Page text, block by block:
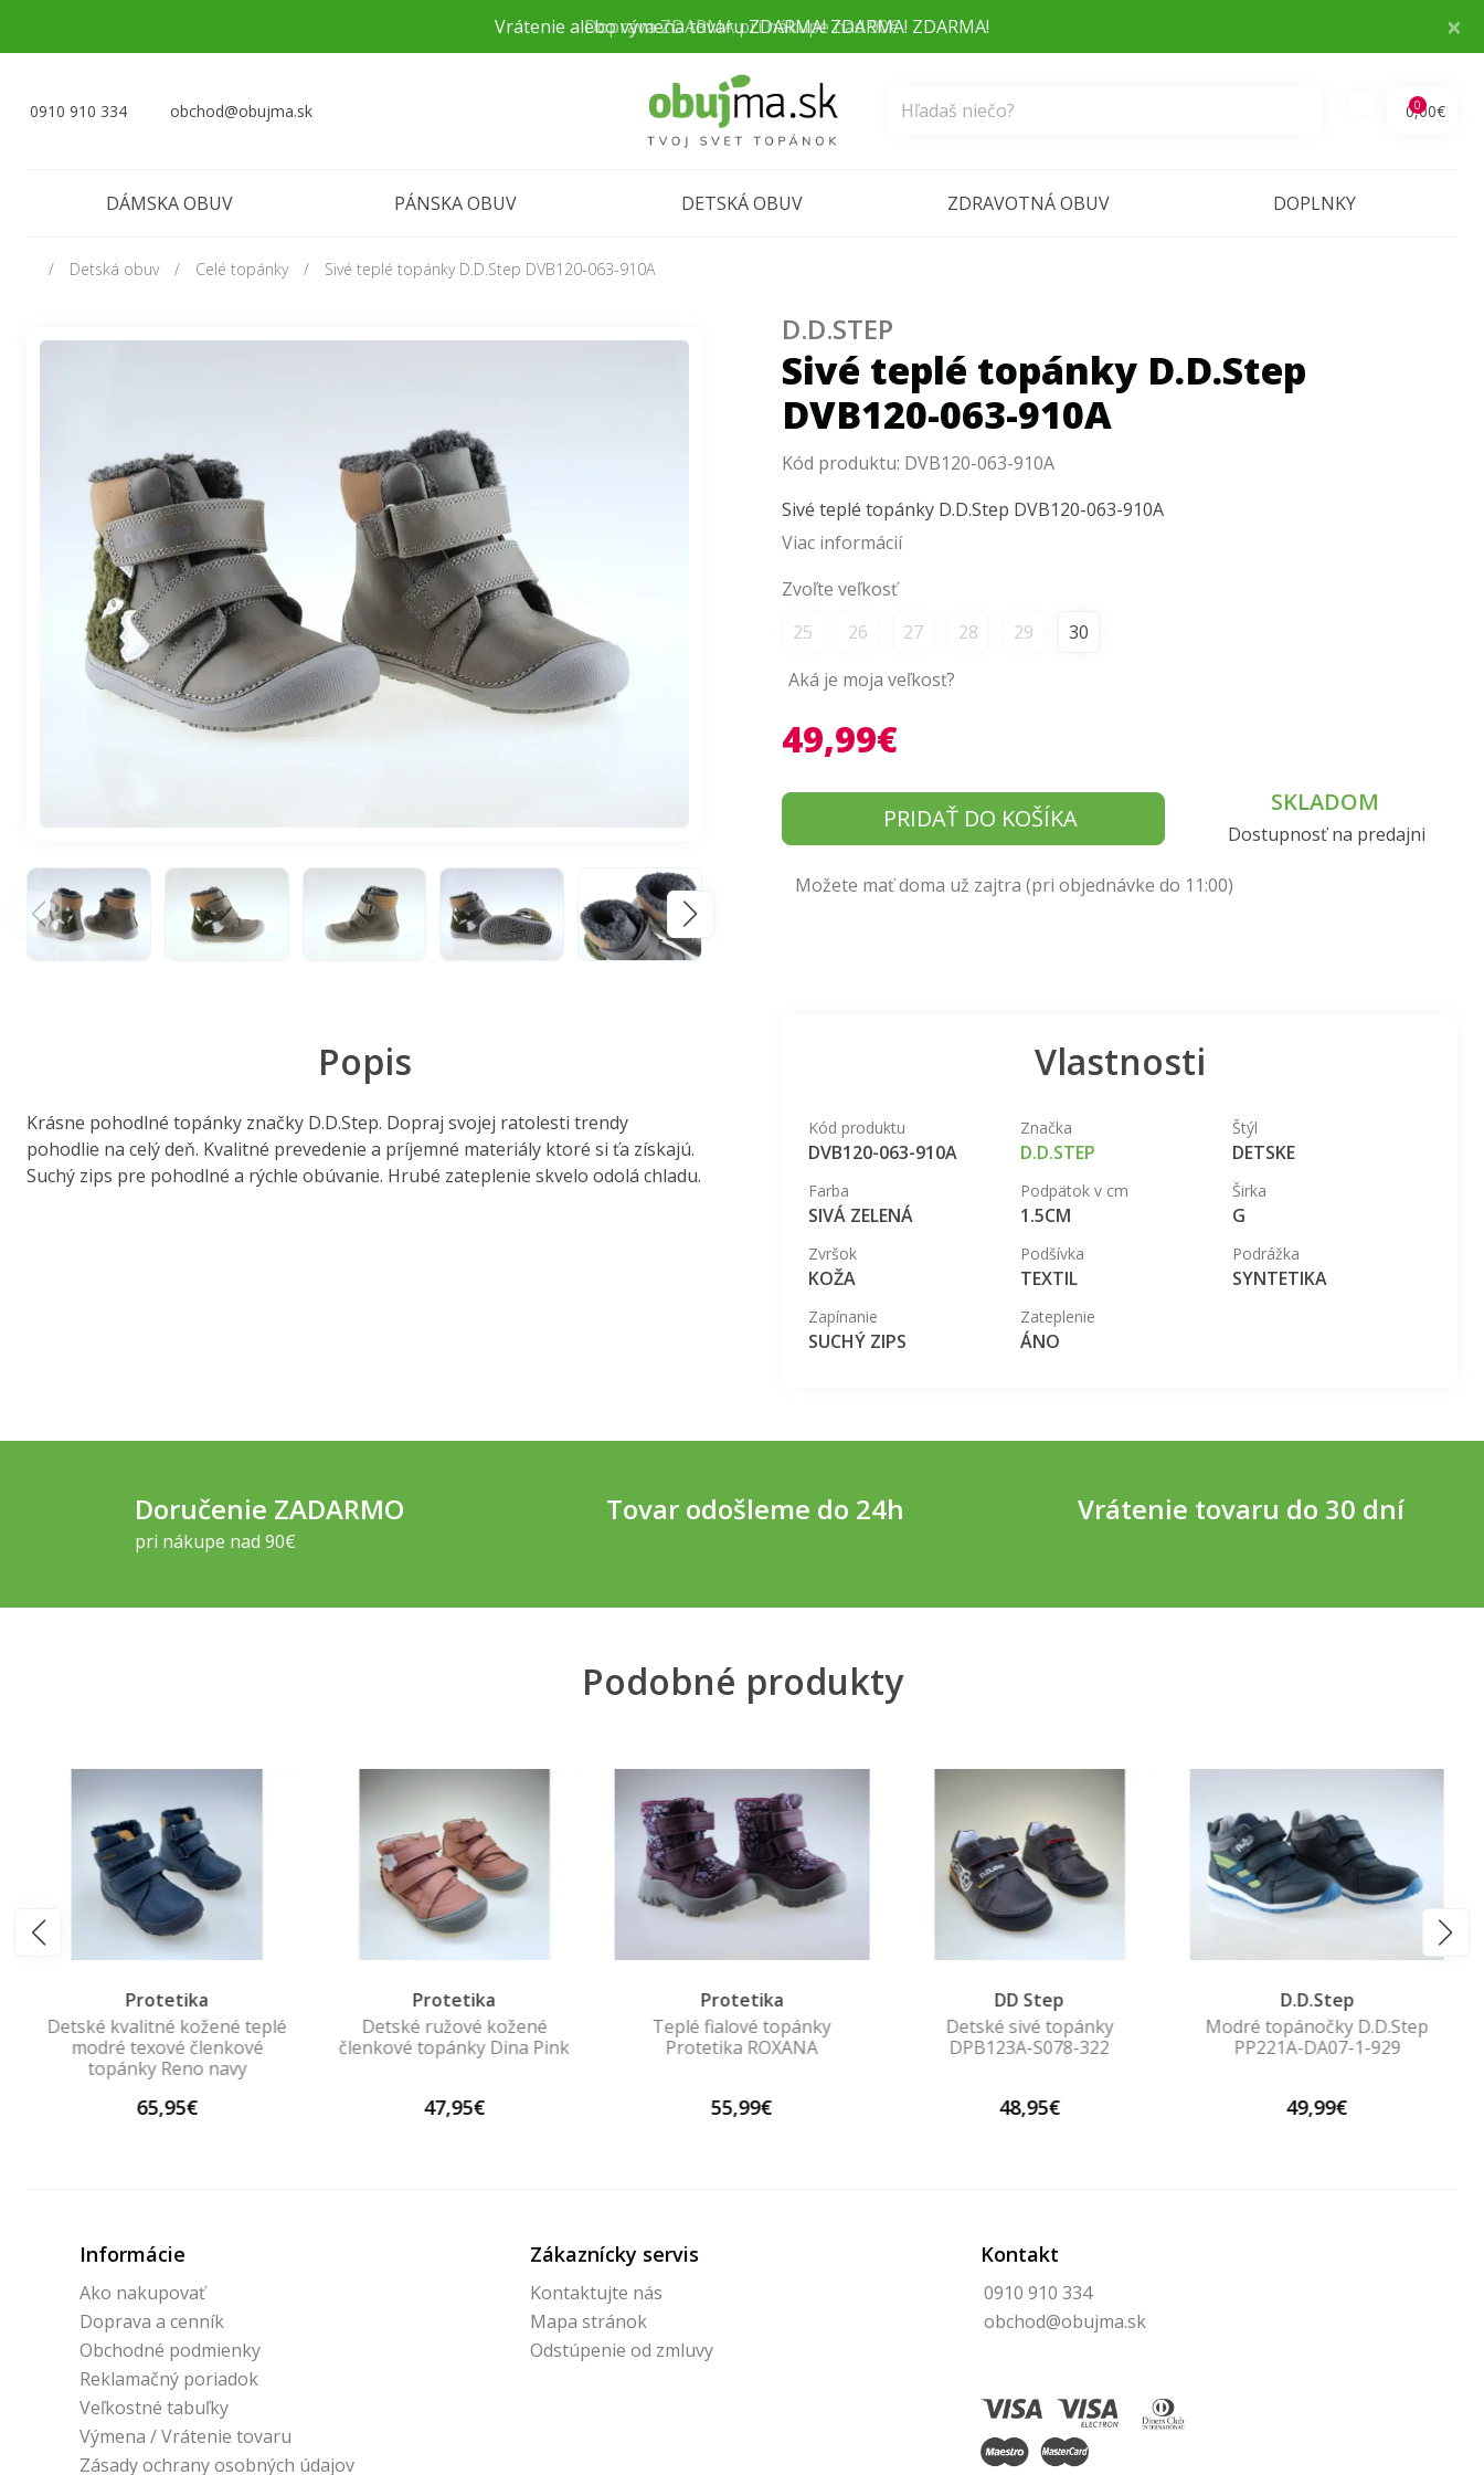
×
Doprava ZDARMA pri nákupe nad 90€
0910 910 334 obchod@obujma.sk 0
0,00€
DÁMSKA OBUV PÁNSKA OBUV DETSKÁ OBUV ZDRAVOTNÁ OBUV DOPLNKY
Detská obuv Celé topánky Sivé teplé topánky D.D.Step DVB120-063-910A
Sivé teplé topánky D.D.Step
DVB120-063-910A
D.D.STEP
Kód produktu: DVB120-063-910A
Sivé teplé topánky D.D.Step DVB120-063-910A
Viac informácií
Zvoľte veľkosť
25
26 27 28 29
30
Aká je moja veľkosť?
49,99€
SKLADOM
Dostupnosť na predajni
PRIDAŤ DO KOŠÍKA
Možete mať doma už zajtra (pri objednávke do 11:00)
Popis
Krásne pohodlné topánky značky D.D.Step. Dopraj svojej ratolesti trendy
pohodlie na celý deň. Kvalitné prevedenie a príjemné materiály ktoré si ťa získajú.
Suchý zips pre pohodlné a rýchle obúvanie. Hrubé zateplenie skvelo odolá chladu.
Vlastnosti
Kód produktu
DVB120-063-910A
Značka
D.D.STEP
Štýl
DETSKE
Farba
SIVÁ ZELENÁ
Podpätok v cm
1.5CM
Širka
G
Zvršok
KOŽA
Podšívka
TEXTIL
Podrážka
SYNTETIKA
Zapínanie
SUCHÝ ZIPS
Zateplenie
ÁNO
Doručenie ZADARMO
pri nákupe nad 90€
Tovar odošleme do 24h Vrátenie tovaru do 30 dní
Podobné produkty
Protetika
Detské kvalitné kožené teplé
modré texové členkové
topánky Reno navy
65,95€
Protetika
Detské ružové kožené
členkové topánky Dina Pink
47,95€
Protetika
Teplé fialové topánky
Protetika ROXANA
55,99€
DD Step
Detské sivé topánky
DPB123A-S078-322
48,95€
D.D.Step
Modré topánočky D.D.Step
PP221A-DA07-1-929
49,99€
Informácie
Ako nakupovať
Doprava a cenník
Obchodné podmienky
Reklamačný poriadok
Veľkostné tabuľky
Výmena / Vrátenie tovaru
Zásady ochrany osobných údajov
Zákaznícky servis
Kontaktujte nás
Mapa stránok
Odstúpenie od zmluvy
Kontakt
0910 910 334
obchod@obujma.sk